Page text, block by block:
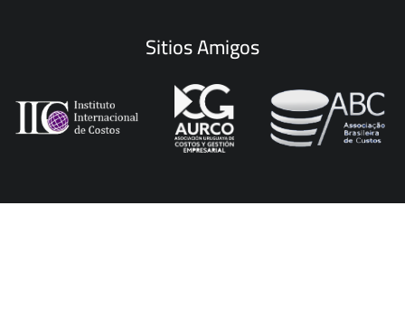
Sitios Amigos